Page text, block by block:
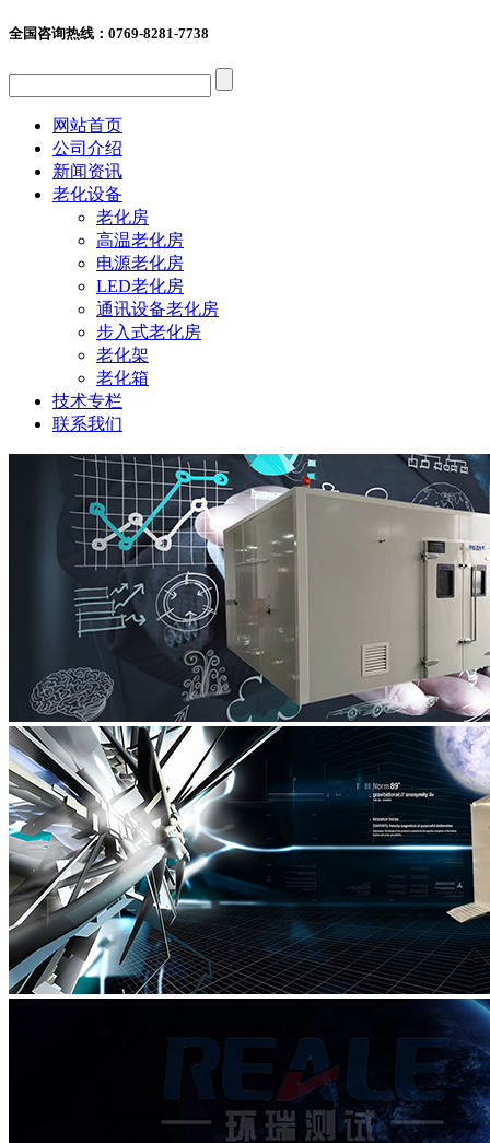
全国咨询热线： 0769-8281-7738
网站首页
公司介绍
新闻资讯
老化设备
老化房
高温老化房
电源老化房
LED老化房
通讯设备老化房
步入式老化房
老化架
老化箱
技术专栏
联系我们